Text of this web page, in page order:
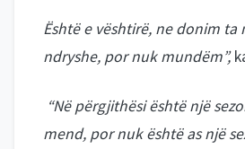
Është e vështirë, ne donim ta
ndryshe, por nuk mundëm”,
“Në përgjithësi është një
mend, por nuk është as një